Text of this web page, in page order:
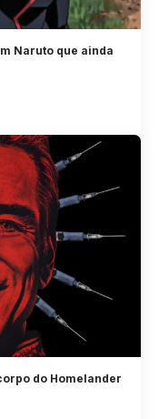
Naruto que ainda
do Homelander